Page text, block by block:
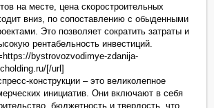
на месте, цена скоростроительных
вниз, по сопоставлению с обыденными
Это позволяет сократить затраты и
рентабельность инвестиций.
bystrovozvodimye-zdanija-
[/url]
конструкции – это великолепное
инициатив. Они включают в себя
бюджетность и твердость, что